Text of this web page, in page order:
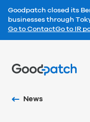
Goodpatch closed its
businesses through
Go to ContactGo to IR
News